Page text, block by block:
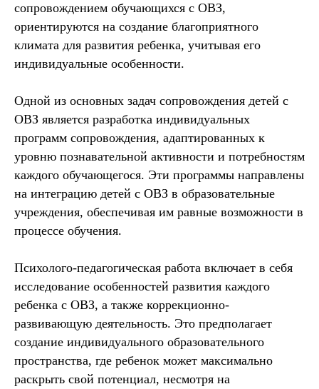
сопровождением обучающихся с ОВЗ,
ориентируются на создание благоприятного
климата для развития ребенка, учитывая его
индивидуальные особенности.
Одной из основных задач сопровождения детей с
ОВЗ является разработка индивидуальных
программ сопровождения, адаптированных к
уровню познавательной активности и потребностям
каждого обучающегося. Эти программы направлены
на интеграцию детей с ОВЗ в образовательные
учреждения, обеспечивая им равные возможности в
процессе обучения.
Психолого-педагогическая работа включает в себя
исследование особенностей развития каждого
ребенка с ОВЗ, а также коррекционно-
развивающую деятельность. Это предполагает
создание индивидуального образовательного
пространства, где ребенок может максимально
раскрыть свой потенциал, несмотря на